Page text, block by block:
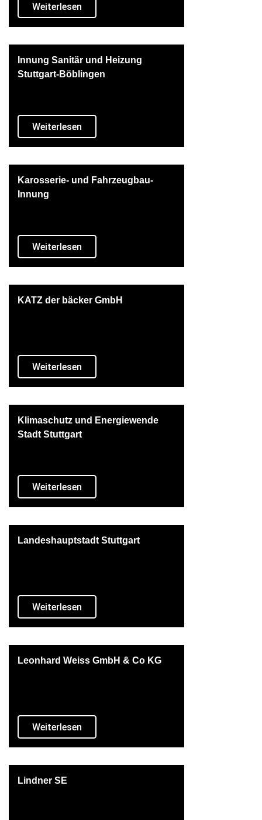
Weiterlesen
Innung Sanitär und Heizung
Stuttgart-Böblingen
Weiterlesen
Karosserie- und Fahrzeugbau-
Innung
Weiterlesen
KATZ der bäcker GmbH
Weiterlesen
Klimaschutz und Energiewende
Stadt Stuttgart
Weiterlesen
Landeshauptstadt Stuttgart
Weiterlesen
Leonhard Weiss GmbH & Co KG
Weiterlesen
Lindner SE